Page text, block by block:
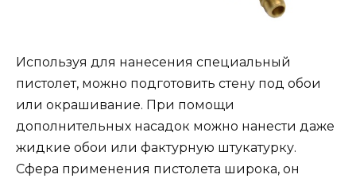
Используя для нанесения специальный
пистолет, можно подготовить стену под обои
или окрашивание. При помощи
дополнительных насадок можно нанести даже
жидкие обои или фактурную штукатурку.
Сфера применения пистолета широка, он